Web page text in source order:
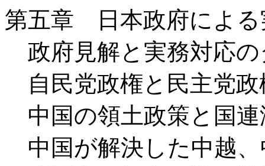
第五章 日本政府による
政府見解と実務対応
自民党政権と民主党政
中国の領土政策と国連
中国が解決した中越、